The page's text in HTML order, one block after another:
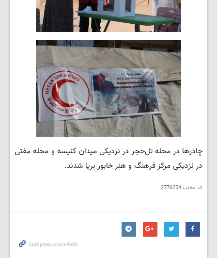
چادرها در محله تل‌حجر در نزدیکی میدان کنیسه و محله مفتی
در نزدیکی مرکز فرهنگ و هنر خابور برپا شدند.
کد مطلب2776254